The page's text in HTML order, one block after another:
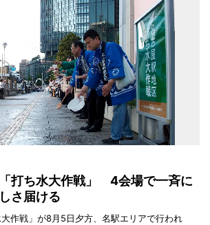
打ち水大作戦」 4会場で一斉に
さ届ける
大作戦」が8月5日夕方、名駅エリアで行われ